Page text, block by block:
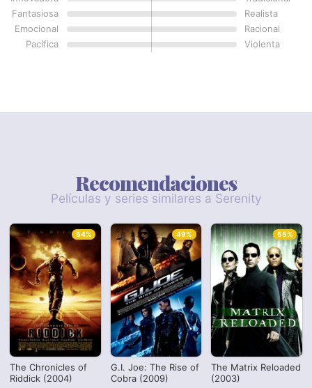
Fantasiosa
Realista
Emocional
Racional
Pacífica
Violenta
Recomendaciones
Películas y series similares a Serenity
The Chronicles of
Riddick (2004)
54%
G.I. Joe: The Rise of
Cobra (2009)
49%
The Matrix Reloaded
(2003)
55%